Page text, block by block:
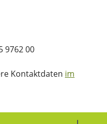
9762 00
Kontaktdaten im